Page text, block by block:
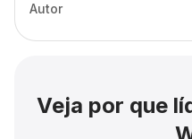
Autor
Veja por que